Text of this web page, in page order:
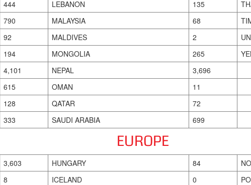
444 LEBANON 135
790 MALAYSIA 68
92 MALDIVES 2
194 MONGOLIA 265
4,101 NEPAL
3,696
615 OMAN
11
128 QATAR
72
333 SAUDI ARABIA 699
EUROPE
3,603 HUNGARY 84
8 ICELAND 0